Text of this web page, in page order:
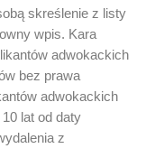
skreślenie z listy
wpis. Kara
adwokackich
bez prawa
adwokackich
lat od daty
z